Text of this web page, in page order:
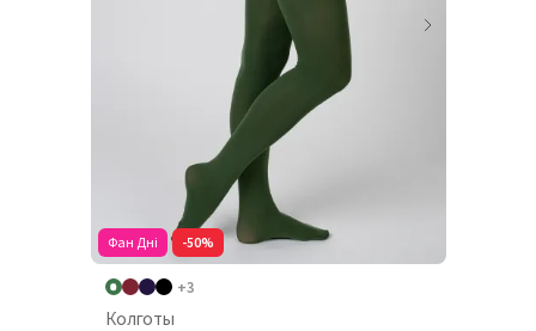
Фан Дні -50%
+3
Колготы